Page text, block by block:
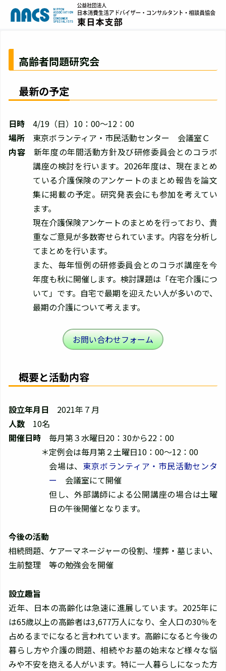
高齢者問題研究会
最新の予定
日時 4/19（日）10：00～12：00
場所 東京ボランティア・市民活動センター 会議室Ｃ
内容 新年度の年間活動方針及び研修委員会とのコラボ
講座の検討を行います。2026年度は、現在まとめ
ている介護保険のアンケートのまとめ報告を論文
集に掲載の予定。研究発表会にも参加を考えてい
ます。
現在介護保険アンケートのまとめを行っており、貴
重なご意見が多数寄せられています。内容を分析し
てまとめを行います。
また、毎年恒例の研修委員会とのコラボ講座を今
年度も秋に開催します。検討課題は「在宅介護につ
いて」です。自宅で最期を迎えたい人が多いので、
最期の介護について考えます。
お問い合わせフォーム
概要と活動内容
設立年月日 2021年７月
人数 10名
開催日時 毎月第３水曜日20：30から22：00
＊定例会は毎月第２土曜日10：00～12：00
会場は、 東京ボランティア・市民活動センタ
ー 会議室にて開催
但し、外部講師による公開講座の場合は土曜
日の午後開催となります。
今後の活動
相続問題、ケアーマネージャーの役割、埋葬・墓じまい、
生前整理 等の勉強会を開催
設立趣旨
近年、日本の高齢化は急速に進展しています。2025年に
は65歳以上の高齢者は3,677万人になり、全人口の30％を
占めるまでになると言われています。高齢になると今後の
暮らし方や介護の問題、相続やお墓の始末など様々な悩
みや不安を抱える人がいます。特に一人暮らしになった方